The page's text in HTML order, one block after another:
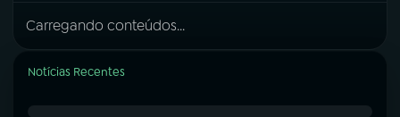
Carregando conteúdos...
Notícias Recentes